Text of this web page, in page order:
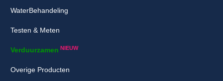
WaterBehandeling
Testen & Meten
Verduurzamen NIEUW
Overige Producten